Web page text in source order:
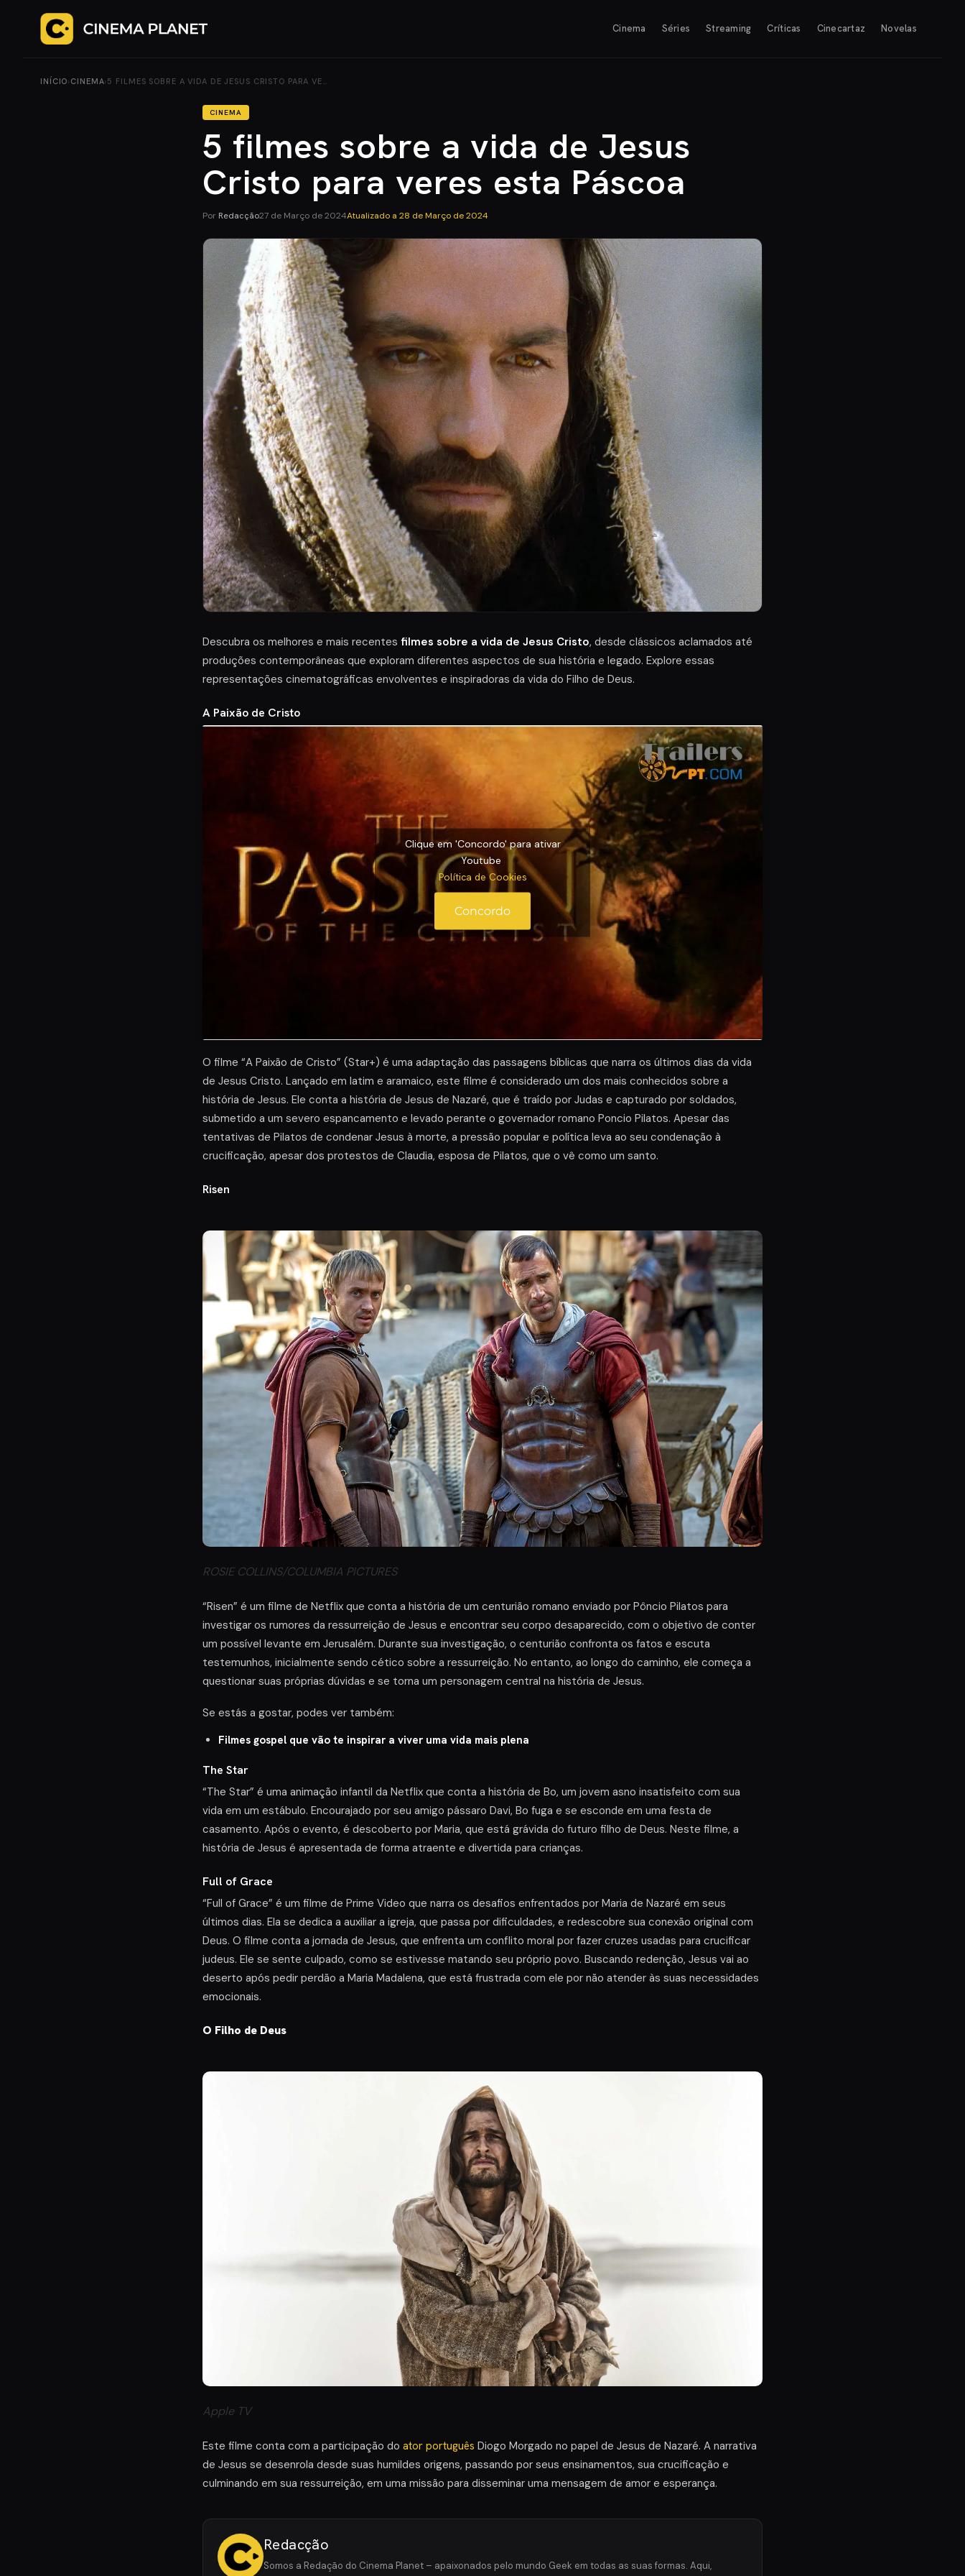
Cinema Séries Streaming Críticas Cinecartaz Novelas
INÍCIO› CINEMA› 5 FILMES SOBRE A VIDA DE JESUS CRISTO PARA VE…
CINEMA
5 filmes sobre a vida de Jesus
Cristo para veres esta Páscoa
Por Redacção27 de Março de 2024Atualizado a 28 de Março de 2024
Descubra os melhores e mais recentes filmes sobre a vida de Jesus Cristo, desde clássicos aclamados até
produções contemporâneas que exploram diferentes aspectos de sua história e legado. Explore essas
representações cinematográficas envolventes e inspiradoras da vida do Filho de Deus.
A Paixão de Cristo
Clique em 'Concordo' para ativar
Youtube
Política de Cookies
Concordo
O filme “A Paixão de Cristo” (Star+) é uma adaptação das passagens bíblicas que narra os últimos dias da vida
de Jesus Cristo. Lançado em latim e aramaico, este filme é considerado um dos mais conhecidos sobre a
história de Jesus. Ele conta a história de Jesus de Nazaré, que é traído por Judas e capturado por soldados,
submetido a um severo espancamento e levado perante o governador romano Poncio Pilatos. Apesar das
tentativas de Pilatos de condenar Jesus à morte, a pressão popular e política leva ao seu condenação à
crucificação, apesar dos protestos de Claudia, esposa de Pilatos, que o vê como um santo.
Risen
ROSIE COLLINS/COLUMBIA PICTURES
“Risen” é um filme de Netflix que conta a história de um centurião romano enviado por Pôncio Pilatos para
investigar os rumores da ressurreição de Jesus e encontrar seu corpo desaparecido, com o objetivo de conter
um possível levante em Jerusalém. Durante sua investigação, o centurião confronta os fatos e escuta
testemunhos, inicialmente sendo cético sobre a ressurreição. No entanto, ao longo do caminho, ele começa a
questionar suas próprias dúvidas e se torna um personagem central na história de Jesus.
Se estás a gostar, podes ver também:
Filmes gospel que vão te inspirar a viver uma vida mais plena
The Star
“The Star” é uma animação infantil da Netflix que conta a história de Bo, um jovem asno insatisfeito com sua
vida em um estábulo. Encourajado por seu amigo pássaro Davi, Bo fuga e se esconde em uma festa de
casamento. Após o evento, é descoberto por Maria, que está grávida do futuro filho de Deus. Neste filme, a
história de Jesus é apresentada de forma atraente e divertida para crianças.
Full of Grace
“Full of Grace” é um filme de Prime Video que narra os desafios enfrentados por Maria de Nazaré em seus
últimos dias. Ela se dedica a auxiliar a igreja, que passa por dificuldades, e redescobre sua conexão original com
Deus. O filme conta a jornada de Jesus, que enfrenta um conflito moral por fazer cruzes usadas para crucificar
judeus. Ele se sente culpado, como se estivesse matando seu próprio povo. Buscando redenção, Jesus vai ao
deserto após pedir perdão a Maria Madalena, que está frustrada com ele por não atender às suas necessidades
emocionais.
O Filho de Deus
Apple TV
Este filme conta com a participação do ator português Diogo Morgado no papel de Jesus de Nazaré. A narrativa
de Jesus se desenrola desde suas humildes origens, passando por seus ensinamentos, sua crucificação e
culminando em sua ressurreição, em uma missão para disseminar uma mensagem de amor e esperança.
Redacção
Somos a Redação do Cinema Planet – apaixonados pelo mundo Geek em todas as suas formas. Aqui,